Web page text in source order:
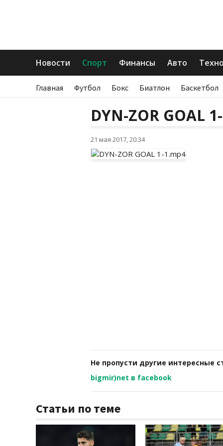
Новости Спорт Финансы Авто
Главная Футбол Бокс Биатлон Баскетбол
DYN-ZOR GOAL
21 мая 2017, 20:34
Не пропусти другие интересные
bigmir)net в facebook
Статьи по теме